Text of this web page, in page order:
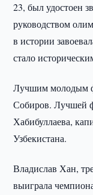
23, был удостоен
руководством
в истории
стало
Лучшим молодым
Собиров. Лучшей
Хабибуллаева,
Узбекистана.
Владислав Хан,
выиграла